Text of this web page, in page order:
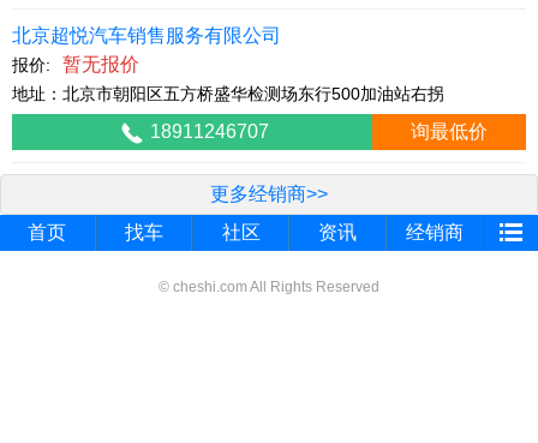
北京超悦汽车销售服务有限公司
报价: 暂无报价
地址：北京市朝阳区五方桥盛华检测场东行500加油站右拐
18911246707 询最低价
更多经销商>>
首页
找车 社区 资讯 经销商
© cheshi.com All Rights Reserved